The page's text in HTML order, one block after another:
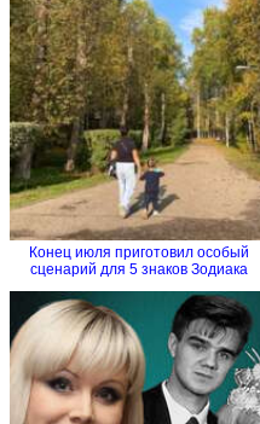
Конец июля приготовил особый
сценарий для 5 знаков Зодиака